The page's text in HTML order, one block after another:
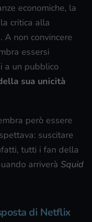
economiche, la
critica alla
A non convincere
essersi
a un pubblico
sua unicità
però essere
suscitare
tutti i fan della
arriverà Squid
di Netflix